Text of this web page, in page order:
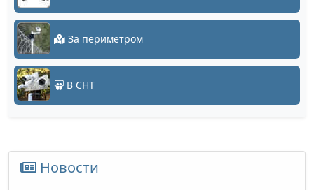
За периметром
В СНТ
Новости